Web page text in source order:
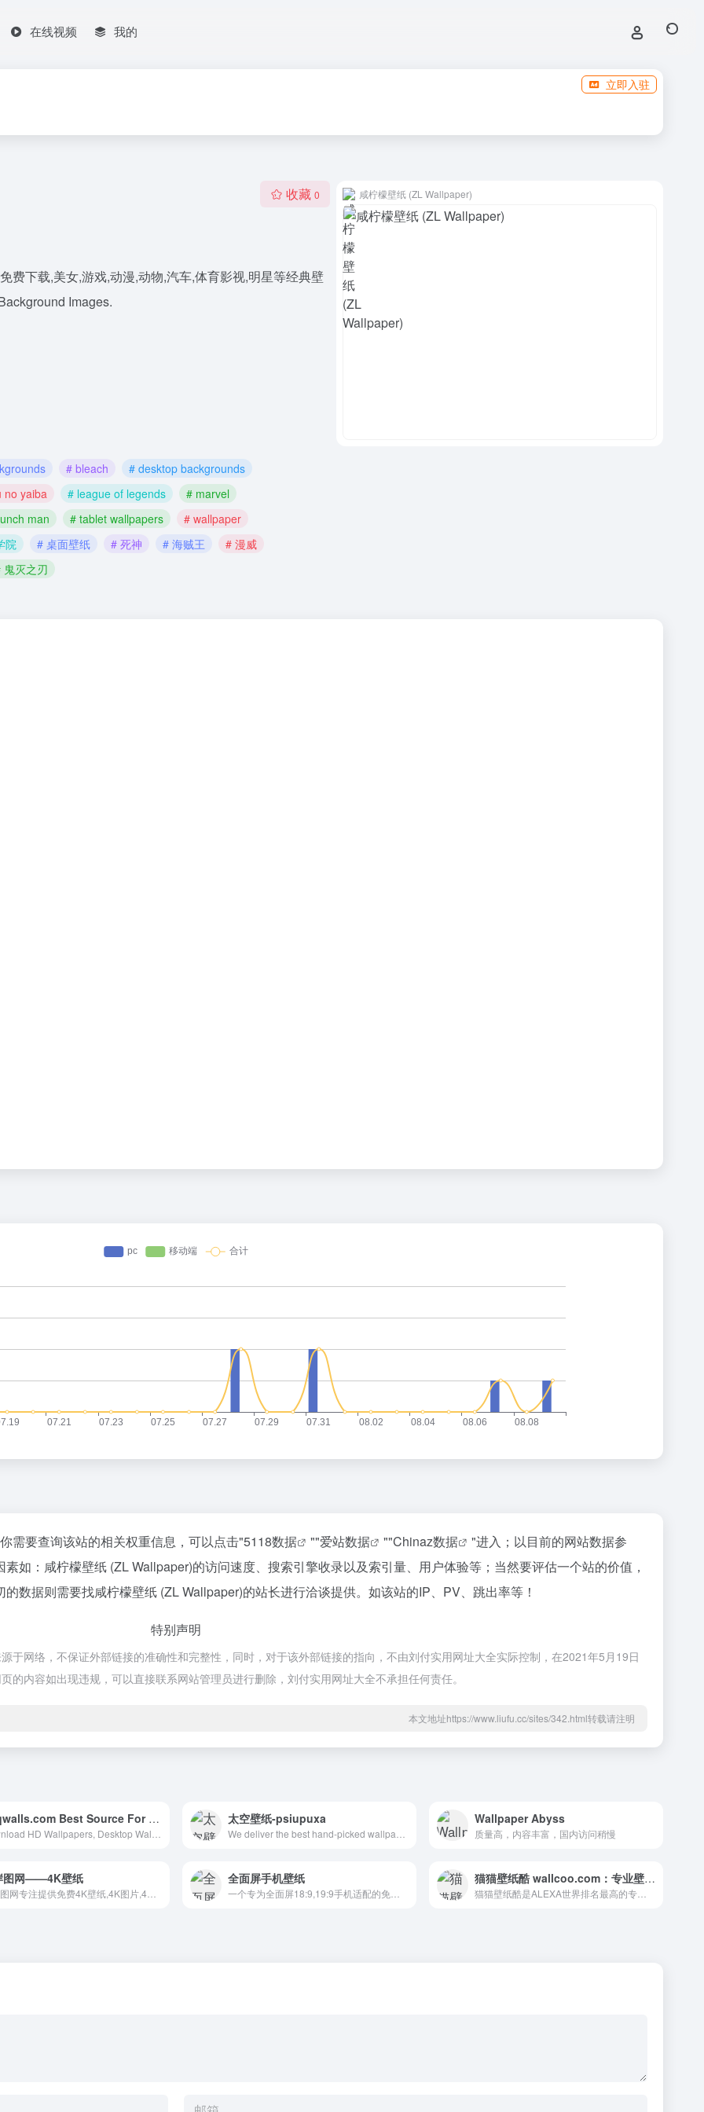
在线视频 我的
立即入驻
收藏 0
费下载,美女,游戏,动漫,动物,汽车,体育影视,明星等经典壁
Images.
# bleach
# desktop backgrounds
no yaiba
# league of legends
# marvel
man
# tablet wallpapers
# wallpaper
院
# 桌面壁纸 # 死神 # 海贼王
# 漫威
鬼灭之刃
咸柠檬壁纸 (ZL Wallpaper)
需要查询该站的相关权重信息，可以点击"5118数据 ""爱站数据 ""Chinaz数据
"进入；以目前的网站数据参
如：咸柠檬壁纸 (ZL Wallpaper)的访问速度、搜索引擎收录以及索引量、用户体验等；当然要评估一个站的价值，
数据则需要找咸柠檬壁纸 (ZL Wallpaper)的站长进行洽谈提供。如该站的IP、PV、跳出率等！
特别声明
于网络，不保证外部链接的准确性和完整性，同时，对于该外部链接的指向，不由刘付实用网址大全实际控制，在2021年5月19日
内容如出现违规，可以直接联系网站管理员进行删除，刘付实用网址大全不承担任何责任。
本文地址https://www.liufu.cc/sites/342.html转载请注明
hdqwalls.com Best Source For HD 太空壁纸-psiupuxa Wallpaper Abyss
质量高，内容丰富，国内访问稍慢
图网——4K壁纸 全面屏手机壁纸 猫猫壁纸酷 wallcoo.com：专业壁纸下载站，提供多分辨率桌面壁纸、宽屏壁纸。